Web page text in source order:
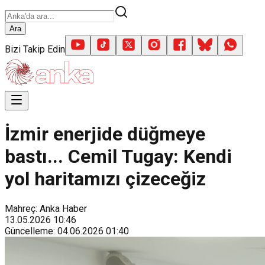
Ara
Bizi Takip Edin
İzmir enerjide düğmeye
bastı... Cemil Tugay: Kendi
yol haritamızı çizeceğiz
Mahreç: Anka Haber
13.05.2026 10:46
Güncelleme: 04.06.2026 01:40